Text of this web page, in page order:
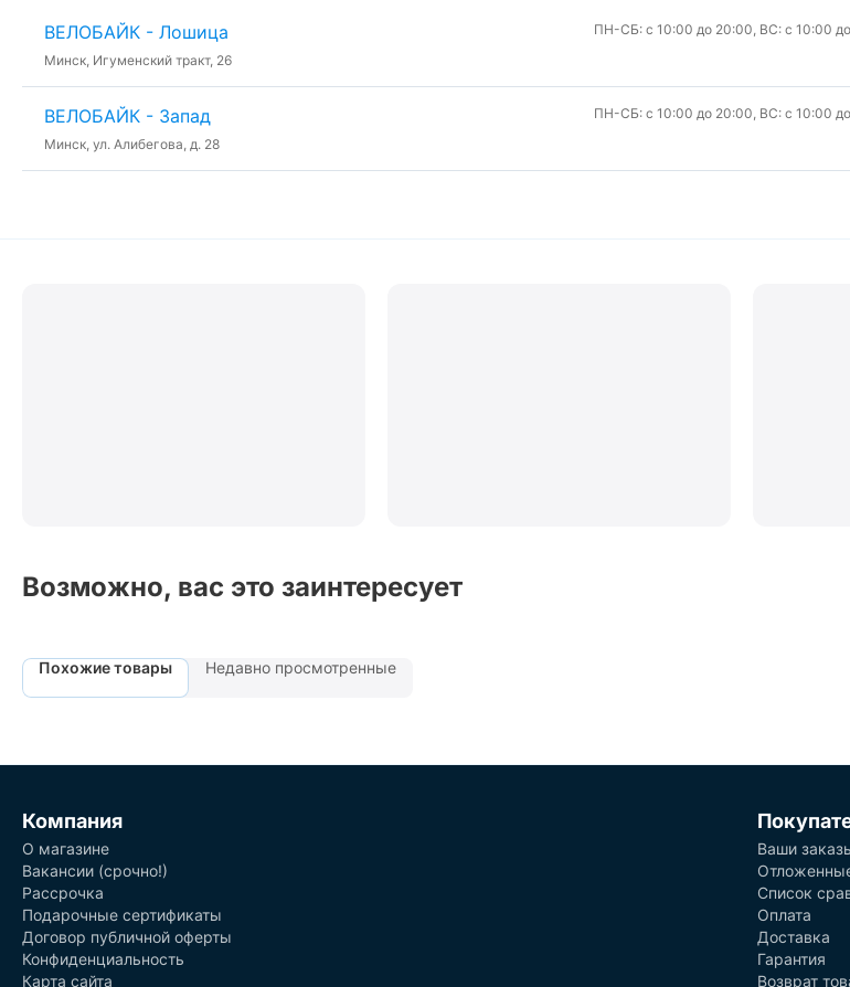
ВЕЛОБАЙК - Лошица
Минск, Игуменский тракт, 26
ПН-СБ: с 10:00 до 20:00, ВС: с 10:00
ВЕЛОБАЙК - Запад
Минск, ул. Алибегова, д. 28
ПН-СБ: с 10:00 до 20:00, ВС: с 10:00
Возможно, вас это заинтересует
Похожие товары Недавно просмотренные
Компания
О магазине
Вакансии (срочно!)
Рассрочка
Подарочные сертификаты
Договор публичной оферты
Конфиденциальность
Карта сайта
Ваши
Список
Оплата
Доставка
Гарантия
Возврат